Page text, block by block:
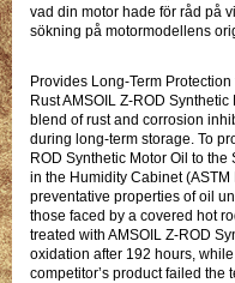
vad din motor hade för råd på
sökning på motormodellens
Provides Long-Term
Rust AMSOIL Z-ROD
blend of rust and corrosion
during long-term storage. To
ROD Synthetic Motor Oil to the
in the Humidity Cabinet
preventative properties of oil
those faced by a covered hot
treated with AMSOIL Z-ROD
oxidation after 192 hours,
competitor’s product failed the